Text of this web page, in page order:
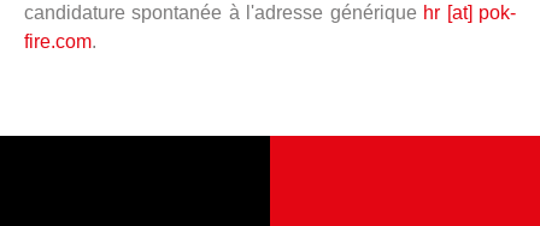
candidature spontanée à l'adresse générique hr [at] pok-
fire.com.